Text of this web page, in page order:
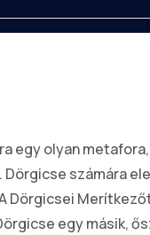
egy olyan
számára
Dörgicsei
egy másik,